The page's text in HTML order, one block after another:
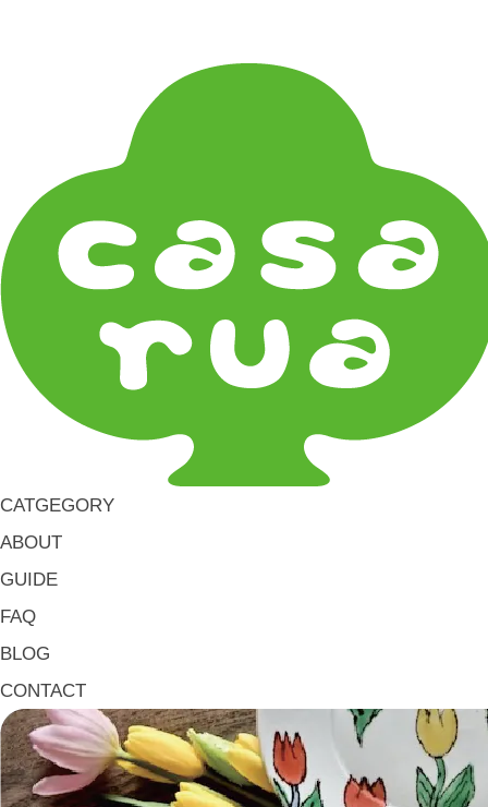
CATGEGORY
ABOUT
GUIDE
FAQ
BLOG
CONTACT
《ブランド》Brands
《器タイプ》Tableware Type
碗・椀・丼 Bowls
小皿・豆皿 Small Plates & Pea Cups
平皿 Flat Plates
中皿 Side Plates
マグ & カップ Mugs & Cups
ピッチャー Jugs
一輪挿し・花瓶
こども用 Kids Tableware
《作家・工芸》Crafts